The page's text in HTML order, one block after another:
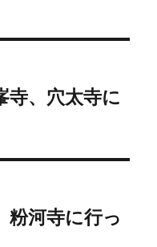
寺、穴太寺に
粉河寺に行っ